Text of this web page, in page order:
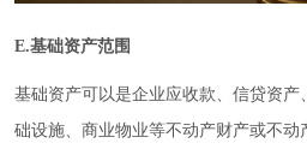
E.基础资产范围
基础资产可以是企业应收款、信贷资
础设施、商业物业等不动产财产或不动